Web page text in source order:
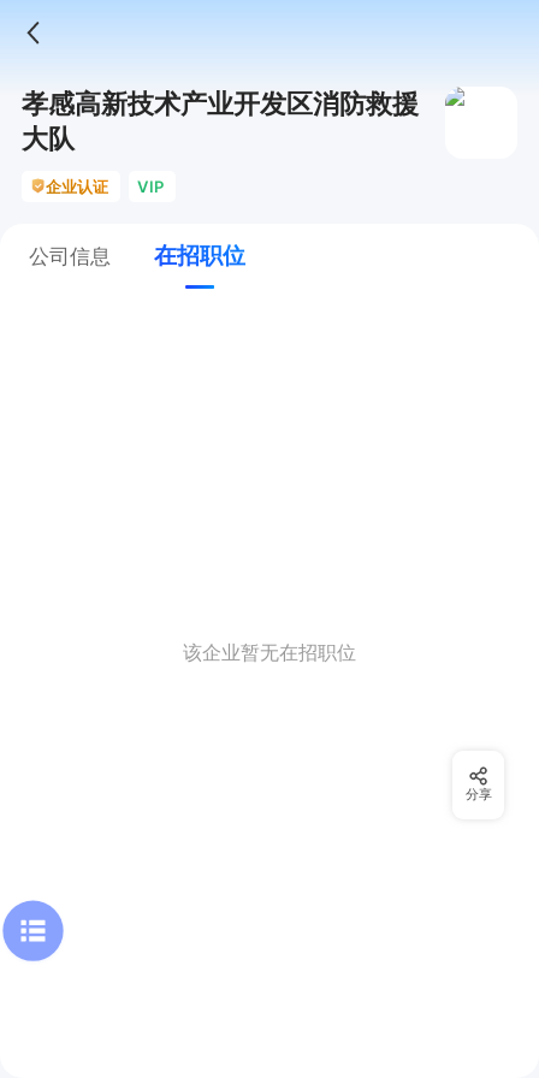
孝感高新技术产业开发区消防救援
大队
企业认证 VIP
公司信息 在招职位
该企业暂无在招职位
分享